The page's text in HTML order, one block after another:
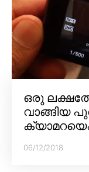
ഒരു
വാങ്ങിയ
06/12/2018